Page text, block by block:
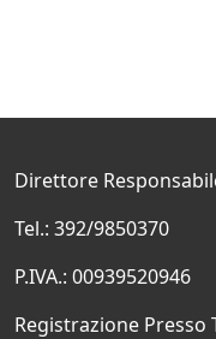
Direttore
Tel.: 392/9850370
P.IVA.: 00939520946
Registrazione Presso